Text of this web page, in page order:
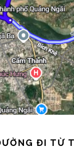
ĐI TỪ